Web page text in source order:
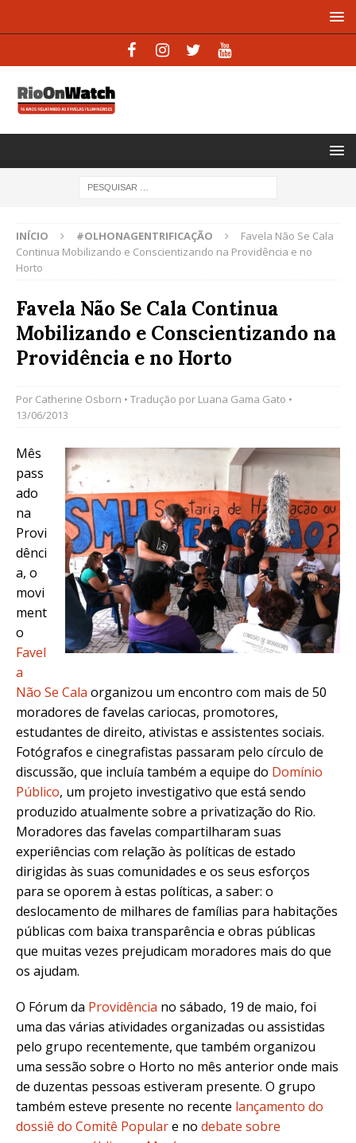
INÍCIO #OLHONAGENTRIFICAÇÃO
Favela Não Se Cala
Continua Mobilizando e Conscientizando na Providência e no
Horto
Favela Não Se Cala Continua
Mobilizando e Conscientizando na
Providência e no Horto
Por Catherine Osborn • Tradução por Luana Gama Gato •
13/06/2013
Mês
pass
ado
na
Provi
dênci
a, o
movi
ment
o
Favel
a
Não Se Cala organizou um encontro com mais de 50
moradores de favelas cariocas, promotores,
estudantes de direito, ativistas e assistentes sociais.
Fotógrafos e cinegrafistas passaram pelo círculo de
discussão, que incluía também a equipe do Domínio
Público, um projeto investigativo que está sendo
produzido atualmente sobre a privatização do Rio.
Moradores das favelas compartilharam suas
experiências com relação às políticas de estado
dirigidas às suas comunidades e os seus esforços
para se oporem à estas políticas, a saber: o
deslocamento de milhares de famílias para habitações
públicas com baixa transparência e obras públicas
que muitas vezes prejudicam moradores mais do que
os ajudam.
O Fórum da Providência no sábado, 19 de maio, foi
uma das várias atividades organizadas ou assistidas
pelo grupo recentemente, que também organizou
uma sessão sobre o Horto no mês anterior onde mais
de duzentas pessoas estiveram presente. O grupo
também esteve presente no recente lançamento do
dossiê do Comitê Populare no debate sobre